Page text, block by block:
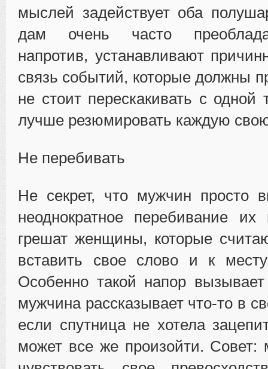
мыслей задействует оба
дам очень часто
напротив, устанавливают
связь событий, которые должны
не стоит перескакивать с
лучше резюмировать каждую
Не перебивать
Не секрет, что мужчин просто
неоднократное перебивание
грешат женщины, которые
вставить свое слово и к
Особенно такой напор
мужчина рассказывает что-то в
если спутница не хотела
может все же произойти. Совет: